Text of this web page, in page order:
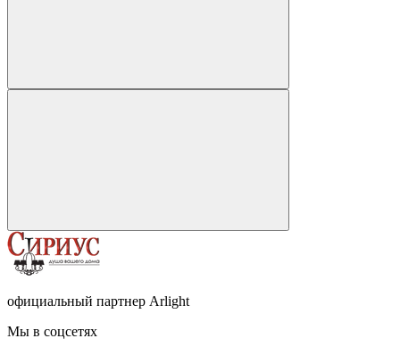
официальный партнер Arlight
Мы в соцсетях